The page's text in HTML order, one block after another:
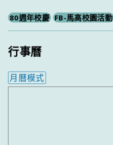
80週年校慶 FB-馬高校園活動
行事曆
月曆模式